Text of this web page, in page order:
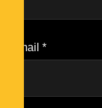
Email *